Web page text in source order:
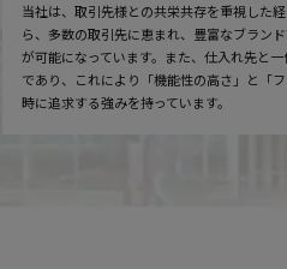
当社は、取引先様との共栄共存を重視した
ら、多数の取引先に恵まれ、豊富なブラン
が可能になっています。また、仕入れ先と
であり、これにより「機能性の高さ」と「
時に追求する強みを持っています。